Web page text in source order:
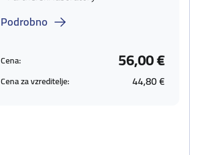
Podrobno
Cena: 56,00 €
Cena za vzreditelje: 44,80 €